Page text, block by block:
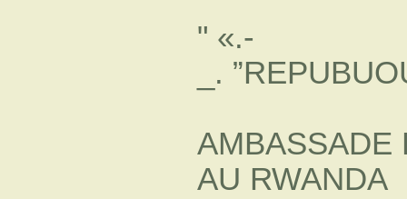
" «.-
_.
AMBASSADE
AU RWANDA